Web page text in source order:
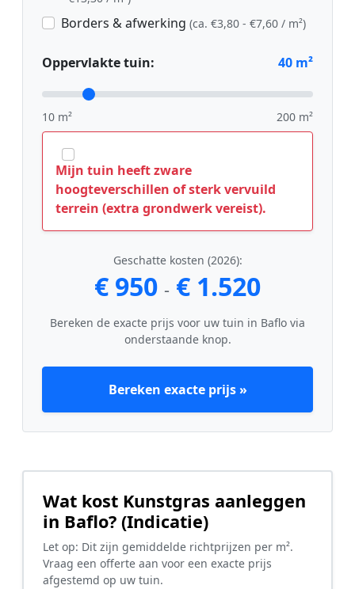
Borders & afwerking (ca. €3,80 - €7,60 / m²)
Oppervlakte tuin: 40 m²
10 m² 200 m²
Mijn tuin heeft zware
hoogteverschillen of sterk vervuild
terrein (extra grondwerk vereist).
Geschatte kosten (2026):
€ 950 - € 1.520
Bereken de exacte prijs voor uw tuin in Baflo via
onderstaande knop.
Bereken exacte prijs »
Wat kost Kunstgras aanleggen
in Baflo? (Indicatie)
Let op: Dit zijn gemiddelde richtprijzen per m².
Vraag een offerte aan voor een exacte prijs
afgestemd op uw tuin.